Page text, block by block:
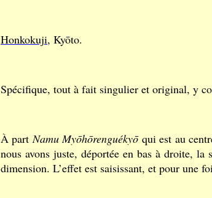
Honkokuji, Kyōto.
Spécifique, tout à fait singulier et original, y
À partNamu Myōhōrenguékyōqui est au
nous avons juste, déportée en bas à droite, la
dimension. L’effet est saisissant, et pour une